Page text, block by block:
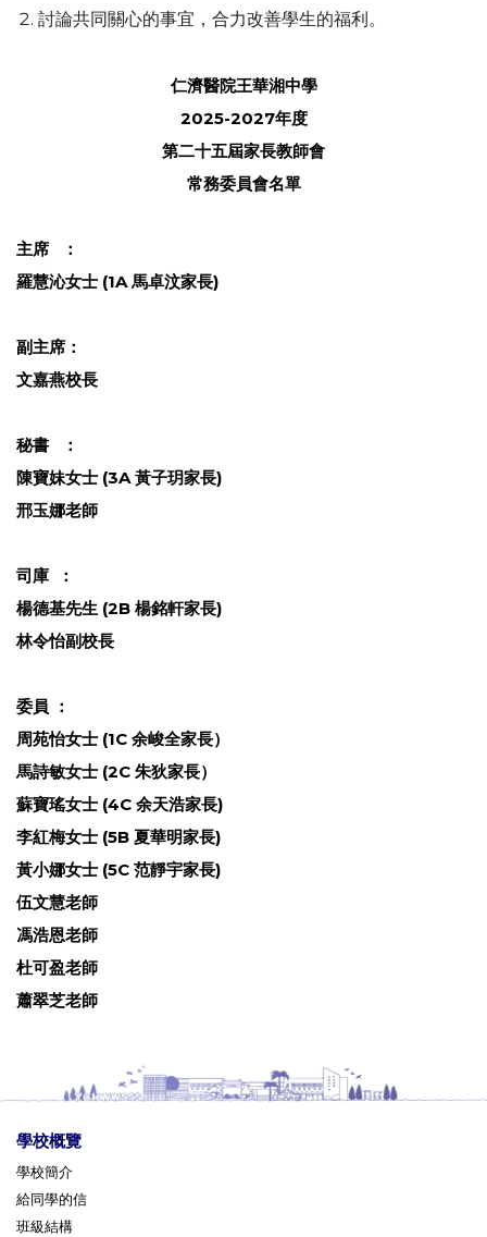
討論共同關心的事宜，合力改善學生的福利。
仁濟醫院王華湘中學
2025-2027年度
第二十五屆家長教師會
常務委員會名單
主席
：
羅慧沁女士 (1A馬卓汶家長)
副主席 ：
文嘉燕校長
秘書
：
陳寶妹女士 (3A 黃子玥家長)
邢玉娜老師
司庫
：
楊德基先生 (2B 楊銘軒家長)
林令怡副校長
委員 ：
周苑怡女士 (1C 余峻全家長）
馬詩敏女士 (2C 朱狄家長）
蘇寶瑤女士 (4C 余天浩家長)
李紅梅女士 (5B 夏華明家長)
黃小娜女士 (5C 范靜宇家長)
伍文慧老師
馮浩恩老師
杜可盈老師
蕭翠芝老師
學校概覽
學校簡介
給同學的信
班級結構